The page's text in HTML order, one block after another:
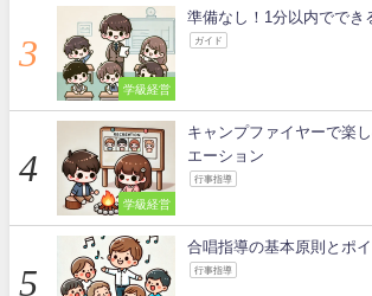
学級経営
準備なし！1分以内ででき
ガイド
学級経営
キャンプファイヤーで楽
エーション
行事指導
合唱指導の基本原則とポイ
行事指導